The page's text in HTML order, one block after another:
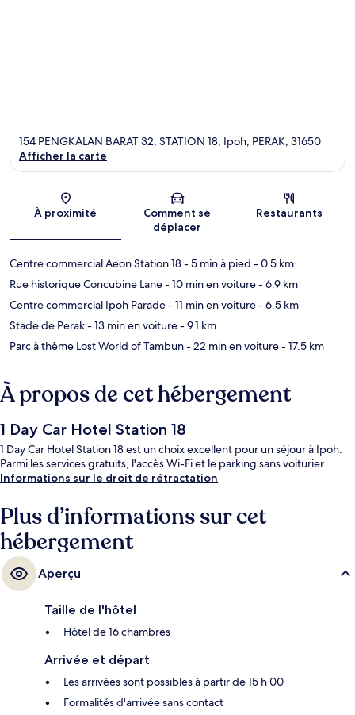
Carte
154 PENGKALAN BARAT 32, STATION 18, Ipoh, PERAK, 31650
Afficher la carte
À proximité
Comment se
déplacer
Restaurants
Centre commercial Aeon Station 18- 5 min à pied - 0.5 km
Rue historique Concubine Lane- 10 min en voiture- 6.9 km
Centre commercial Ipoh Parade- 11 min en voiture- 6.5 km
Stade de Perak- 13 min en voiture- 9.1 km
Parc à thème Lost World of Tambun- 22 min en voiture- 17.5 km
À propos de cet hébergement
1 Day Car Hotel Station 18
1 Day Car Hotel Station 18 est un choix excellent pour un séjour à Ipoh.
Parmi les services gratuits, l'accès Wi-Fi et le parking sans voiturier.
Informations sur le droit de rétractation
Plus d’informations sur cet
hébergement
Aperçu
Taille de l'hôtel
Hôtel de 16 chambres
Arrivée et départ
Les arrivées sont possibles à partir de 15 h 00
Formalités d'arrivée sans contact